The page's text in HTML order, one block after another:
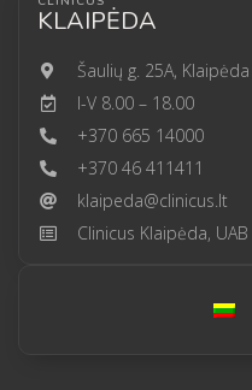
KLAIPĖDA
Šaulių g. 25A,
I-V 8.00 – 18.00
+370 665 14000
+370 46 411411
klaipeda@clinicus.lt
Clinicus Klaipėda, UAB